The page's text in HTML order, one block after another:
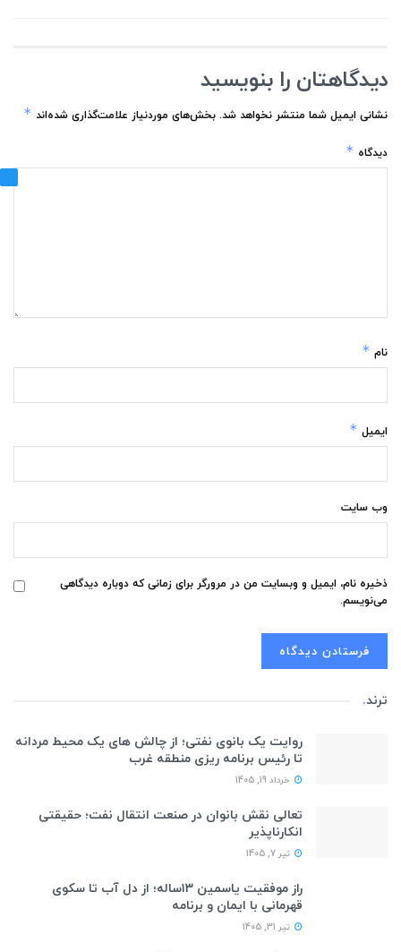
دیدگاهتان را بنویسید
نشانی ایمیل شما منتشر نخواهد شد. بخش‌های موردنیاز علامت‌گذاری شده‌اند *
دیدگاه *
نام *
ایمیل *
وب‌ سایت
ذخیره نام، ایمیل و وبسایت من در مرورگر برای زمانی که دوباره دیدگاهی
می‌نویسم.
ترند.
روایت یک بانوی نفتی؛ از چالش های یک محیط مردانه
تا رئیس برنامه ریزی منطقه غرب
خرداد 19, 1405
تعالی نقش بانوان در صنعت انتقال نفت؛ حقیقتی
انکارناپذیر
تیر 7, 1405
راز موفقیت یاسمین ۱۳ساله؛ از دل آب تا سکوی
قهرمانی با ایمان و برنامه
تیر 31, 1405